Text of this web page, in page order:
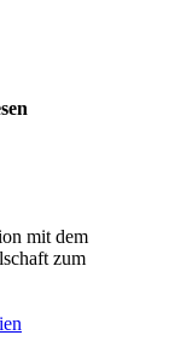
mit dem
zum